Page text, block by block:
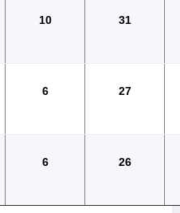
10 31
6 27
6 26